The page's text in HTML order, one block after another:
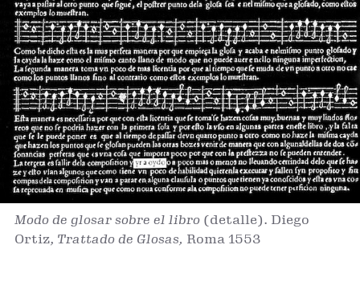
Modo de glosar sobre el libro (detalle). Diego
Ortiz, Trattado de Glosas, Roma 1553